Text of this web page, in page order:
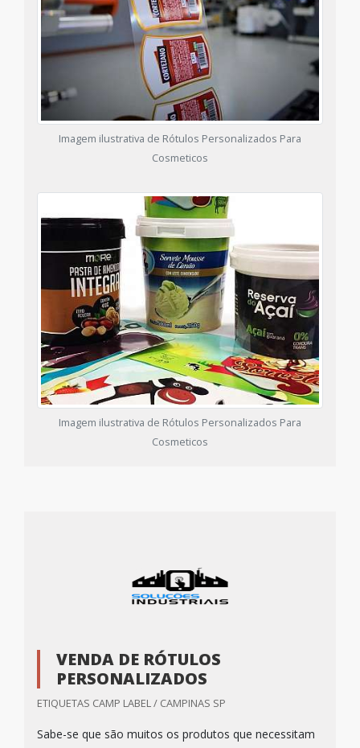
Imagem ilustrativa de Rótulos Personalizados Para
Cosmeticos
Imagem ilustrativa de Rótulos Personalizados Para
Cosmeticos
VENDA DE RÓTULOS
PERSONALIZADOS
ETIQUETAS CAMP LABEL / CAMPINAS SP
Sabe-se que são muitos os produtos que necessitam